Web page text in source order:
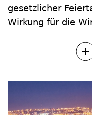
gesetzlicher
Wirkung für die